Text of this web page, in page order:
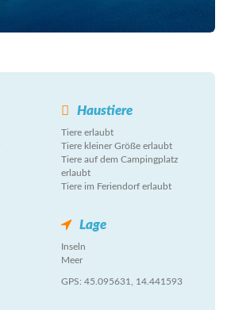
Haustiere
Tiere erlaubt
Tiere kleiner Größe erlaubt
Tiere auf dem Campingplatz
erlaubt
Tiere im Feriendorf erlaubt
Lage
Inseln
Meer
GPS: 45.095631, 14.441593